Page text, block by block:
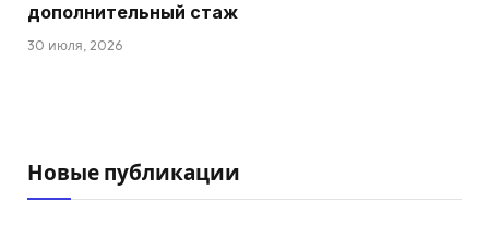
дополнительный стаж
30 июля, 2026
Новые публикации